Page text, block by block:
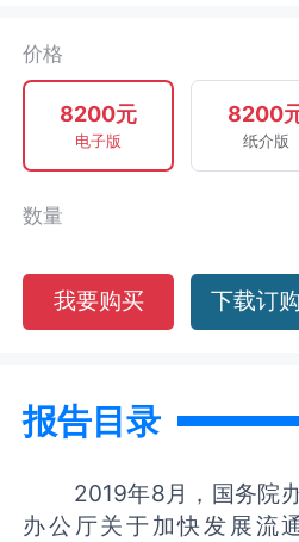
价格
8200元
电子版
8200
纸介版
数量
我要购买 下载订
报告目录
2019年8月，国务院办
办公厅关于加快发展流